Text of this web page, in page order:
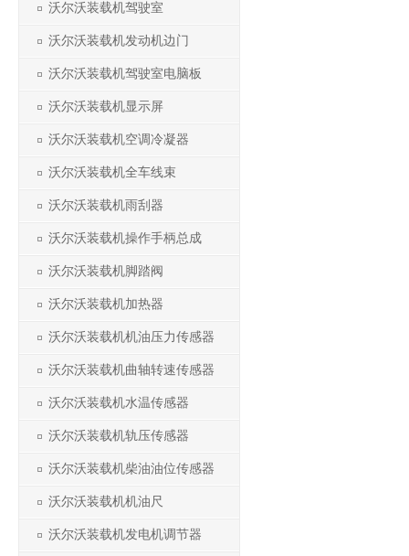
沃尔沃装载机驾驶室
沃尔沃装载机发动机边门
沃尔沃装载机驾驶室电脑板
沃尔沃装载机显示屏
沃尔沃装载机空调冷凝器
沃尔沃装载机全车线束
沃尔沃装载机雨刮器
沃尔沃装载机操作手柄总成
沃尔沃装载机脚踏阀
沃尔沃装载机加热器
沃尔沃装载机机油压力传感器
沃尔沃装载机曲轴转速传感器
沃尔沃装载机水温传感器
沃尔沃装载机轨压传感器
沃尔沃装载机柴油油位传感器
沃尔沃装载机机油尺
沃尔沃装载机发电机调节器